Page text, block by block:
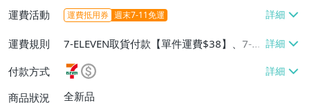
運費活動 運費抵用券 週末7-11免運
運費規則
7-ELEVEN取貨付款【單件運費$38】、7-EL
EVEN取貨不付款【單件運費$38】、郵局掛
號【單件運費$60、滿20件或消費滿$5000
0免運費】
付款方式
商品狀況
全新品